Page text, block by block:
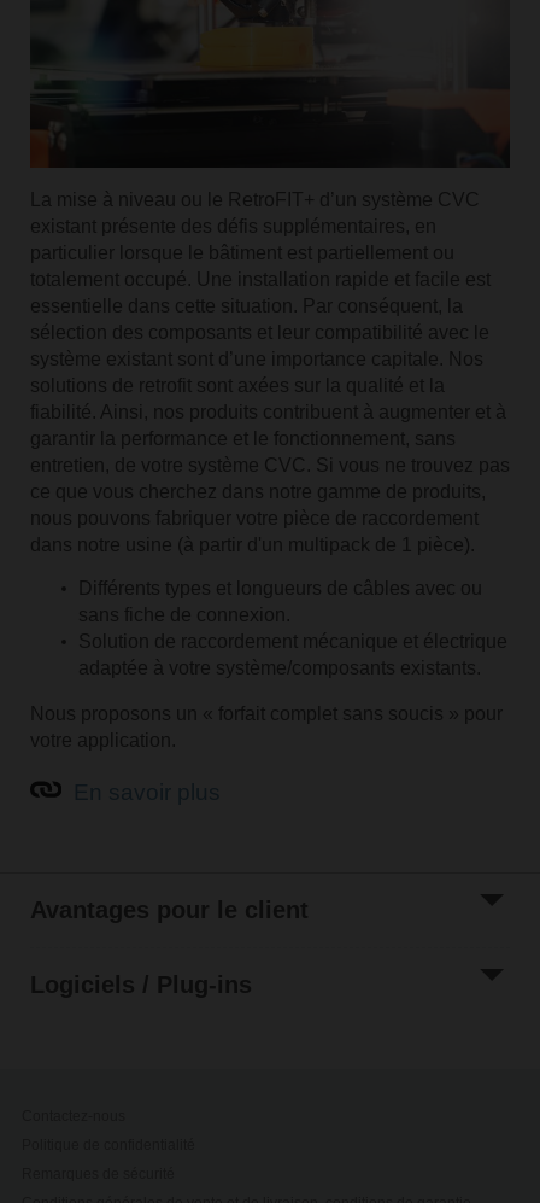
La mise à niveau ou le RetroFIT+ d’un système CVC
existant présente des défis supplémentaires, en
particulier lorsque le bâtiment est partiellement ou
totalement occupé. Une installation rapide et facile est
essentielle dans cette situation. Par conséquent, la
sélection des composants et leur compatibilité avec le
système existant sont d’une importance capitale. Nos
solutions de retrofit sont axées sur la qualité et la
fiabilité. Ainsi, nos produits contribuent à augmenter et à
garantir la performance et le fonctionnement, sans
entretien, de votre système CVC. Si vous ne trouvez pas
ce que vous cherchez dans notre gamme de produits,
nous pouvons fabriquer votre pièce de raccordement
dans notre usine (à partir d'un multipack de 1 pièce).
Différents types et longueurs de câbles avec ou
sans fiche de connexion.
Solution de raccordement mécanique et électrique
adaptée à votre système/composants existants.
Nous proposons un « forfait complet sans soucis » pour
votre application.
Avantages pour le client
Logiciels / Plug-ins